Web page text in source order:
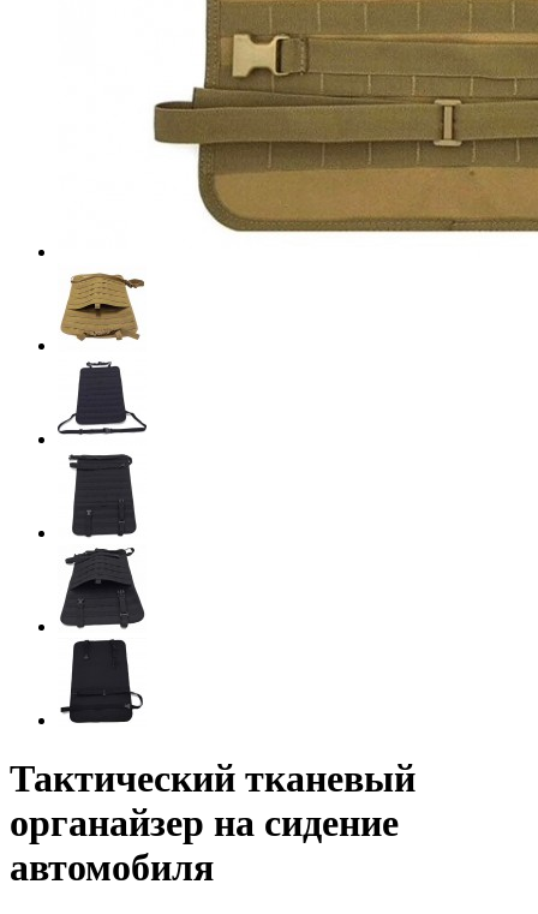
Тактический тканевый
органайзер на сидение
автомобиля